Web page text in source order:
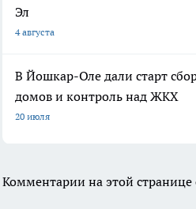
Эл
4 августа
В Йошкар-Оле дали старт
домов и контроль над ЖКХ
20 июля
Комментарии на этой